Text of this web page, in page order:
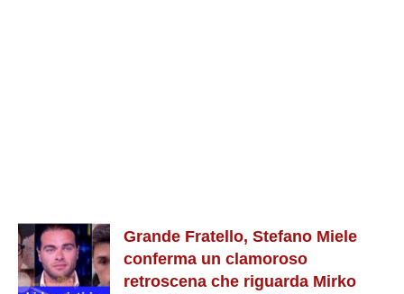
Grande Fratello, Stefano Miele
conferma un clamoroso
retroscena che riguarda Mirko